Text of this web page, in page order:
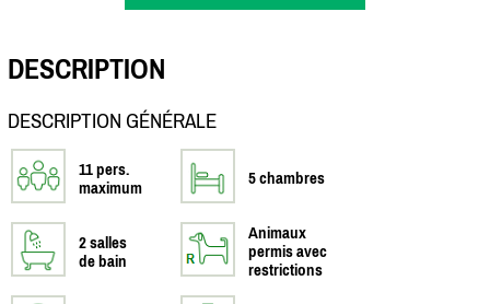
DESCRIPTION
DESCRIPTION GÉNÉRALE
11 pers.
maximum
5 chambres
2 salles
de bain
Animaux
permis avec
restrictions